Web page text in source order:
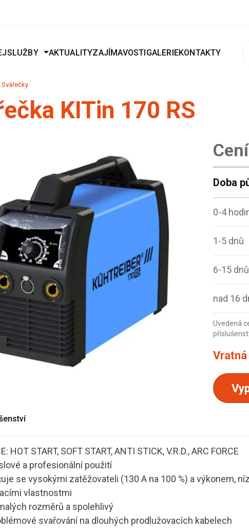
SLUŽBY AKTUALITYZAJÍMAVOSTIGALERIEKONTAKTY
Svářečky
KITin 170 RS
Doba
0-4
1-5 dnů
6-15 dnů
nad 16
Uvedená
HOT START, SOFT START, ANTI STICK, V.R.D., ARC FORCE
a profesionální použití
se vysokými zatěžovateli (130 A na 100 %) a výkonem,
vlastnostmi
rozměrů a spolehlivý
svařování na dlouhých prodlužovacích kabelech